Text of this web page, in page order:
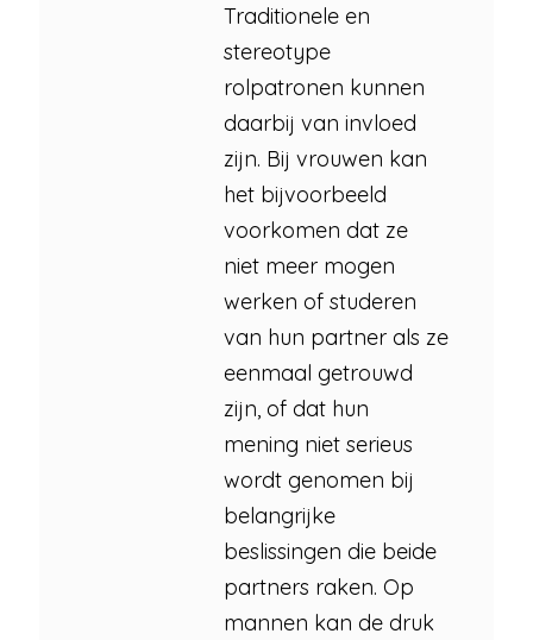
Traditionele en
stereotype
rolpatronen kunnen
daarbij van invloed
zijn. Bij vrouwen kan
het bijvoorbeeld
voorkomen dat ze
niet meer mogen
werken of studeren
van hun partner als ze
eenmaal getrouwd
zijn, of dat hun
mening niet serieus
wordt genomen bij
belangrijke
beslissingen die beide
partners raken. Op
mannen kan de druk